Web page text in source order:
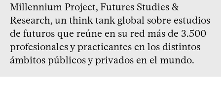
Millennium Project, Futures Studies &
Research, un think tank global sobre estudios
de futuros que reúne en su red más de 3.500
profesionales y practicantes en los distintos
ámbitos públicos y privados en el mundo.